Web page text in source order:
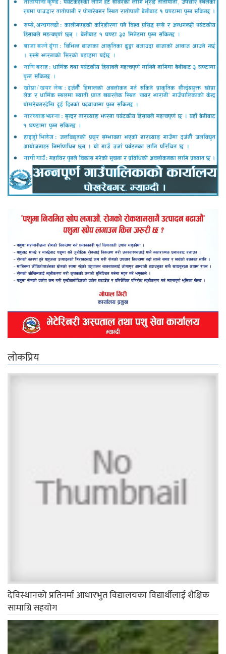
लोकप्रिय
देविस्थानको प्रतिनर्मा आधारभुत विद्यालयका विद्यार्थीलाई शैक्षिक
सामाग्रि सहयोग